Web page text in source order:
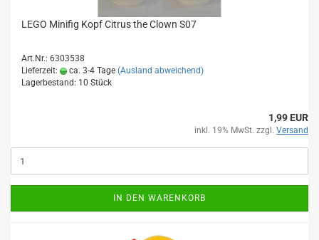
LEGO Minifig Kopf Citrus the Clown S07
Art.Nr.: 6303538
Lieferzeit:
ca. 3-4 Tage (Ausland abweichend)
Lagerbestand: 10 Stück
1,99 EUR
inkl. 19% MwSt. zzgl. Versand
IN DEN WARENKORB